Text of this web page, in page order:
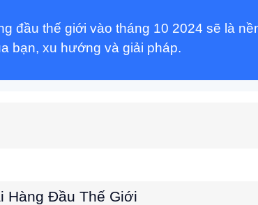
đầu thế giới vào tháng 10 2024 sẽ là
bạn, xu hướng và giải pháp.
Hàng Đầu Thế Giới